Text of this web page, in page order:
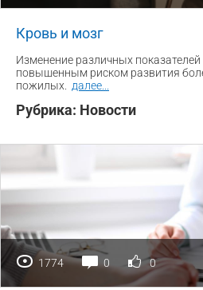
Кровь и мозг
Изменение различных показателей
повышенным риском развития
пожилых.
далее
Рубрика: Новости
1774 0 0